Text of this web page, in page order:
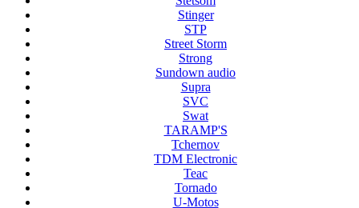
Stinger
STP
Street Storm
Strong
Sundown audio
Supra
SVC
Swat
TARAMP'S
Tchernov
TDM Electronic
Teac
Tornado
U-Motos